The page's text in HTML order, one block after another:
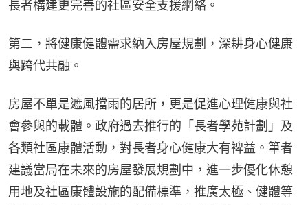
長者構建更完善的社區安全支援網絡。
第二，將健康健體需求納入房屋規劃，深耕身心健康
與跨代共融。
房屋不單是遮風擋雨的居所，更是促進心理健康與社
會參與的載體。政府過去推行的「長者學苑計劃」及
各類社區康體活動，對長者身心健康大有裨益。筆者
建議當局在未來的房屋發展規劃中，進一步優化休憩
用地及社區康體設施的配備標準，推廣太極、健體等